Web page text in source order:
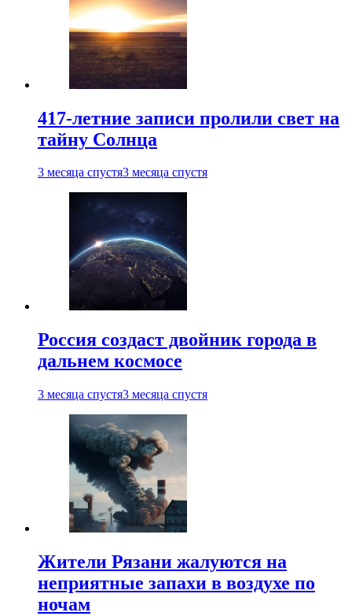
417-летние записи пролили свет на
тайну Солнца
3 месяца спустя3 месяца спустя
Россия создаст двойник города в
дальнем космосе
3 месяца спустя3 месяца спустя
Жители Рязани жалуются на
неприятные запахи в воздухе по
ночам